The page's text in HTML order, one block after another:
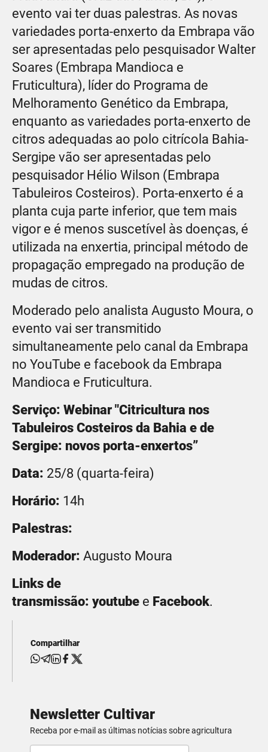
evento vai ter duas palestras. As novas
variedades porta-enxerto da Embrapa vão
ser apresentadas pelo pesquisador Walter
Soares (Embrapa Mandioca e
Fruticultura), líder do Programa de
Melhoramento Genético da Embrapa,
enquanto as variedades porta-enxerto de
citros adequadas ao polo citrícola Bahia-
Sergipe vão ser apresentadas pelo
pesquisador Hélio Wilson (Embrapa
Tabuleiros Costeiros). Porta-enxerto é a
planta cuja parte inferior, que tem mais
vigor e é menos suscetível às doenças, é
utilizada na enxertia, principal método de
propagação empregado na produção de
mudas de citros.
Moderado pelo analista Augusto Moura, o
evento vai ser transmitido
simultaneamente pelo canal da Embrapa
no YouTube e facebook da Embrapa
Mandioca e Fruticultura.
Serviço: Webinar "Citricultura nos
Tabuleiros Costeiros da Bahia e de
Sergipe: novos porta-enxertos”
Data: 25/8 (quarta-feira)
Horário: 14h
Palestras:
Moderador: Augusto Moura
Links de
transmissão: youtube e Facebook.
Compartilhar
Newsletter Cultivar
Receba por e-mail as últimas notícias sobre agricultura